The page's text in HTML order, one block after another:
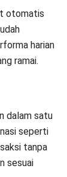
otomatis
harian
ramai.
dalam satu
seperti
tanpa
sesuai